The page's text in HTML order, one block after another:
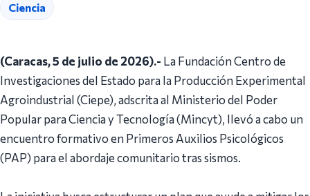
Ciencia
(Caracas, 5 de julio de 2026).- La Fundación Centro de
Investigaciones del Estado para la Producción Experimental
Agroindustrial (Ciepe), adscrita al Ministerio del Poder
Popular para Ciencia y Tecnología (Mincyt), llevó a cabo un
encuentro formativo en Primeros Auxilios Psicológicos
(PAP) para el abordaje comunitario tras sismos.